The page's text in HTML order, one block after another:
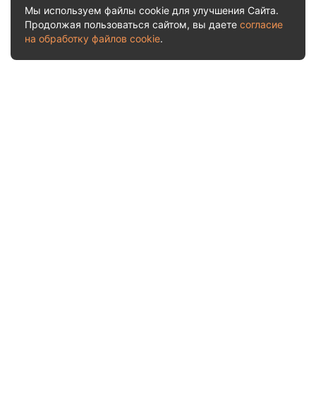
Мы используем файлы cookie для улучшения Сайта.
Продолжая пользоваться сайтом, вы даете согласие
на обработку файлов cookie.